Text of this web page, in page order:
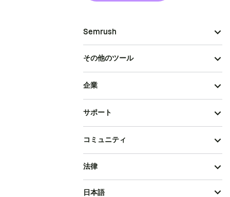
Semrush
その他のツール
企業
サポート
コミュニティ
法律
日本語